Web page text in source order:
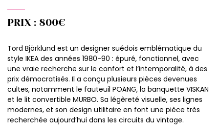
PRIX : 800€
Tord Björklund est un designer suédois emblématique du
style IKEA des années 1980-90 : épuré, fonctionnel, avec
une vraie recherche sur le confort et l’intemporalité, à des
prix démocratisés. Il a conçu plusieurs pièces devenues
cultes, notamment le fauteuil POÄNG, la banquette VISKAN
et le lit convertible MURBO. Sa légèreté visuelle, ses lignes
modernes, et son design utilitaire en font une pièce très
recherchée aujourd’hui dans les circuits du vintage.